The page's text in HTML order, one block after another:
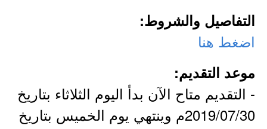
التفاصيل والشروط:
اضغط هنا
موعد التقديم:
- التقديم متاح الآن بدأ اليوم الثلاثاء بتاريخ
2019/07/30م وينتهي يوم الخميس بتاريخ